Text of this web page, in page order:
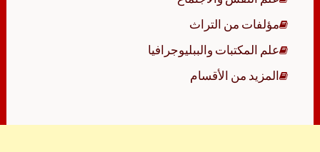
مؤلفات من التراث
علم المكتبات والببليوجرافيا
المزيد من الأقسام